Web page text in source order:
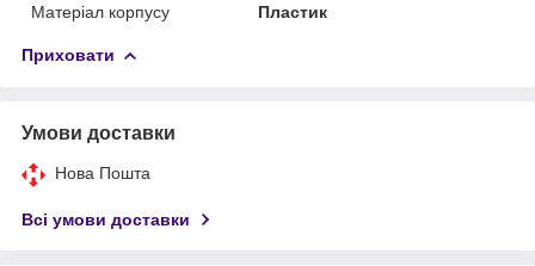
Матеріал корпусу
Пластик
Приховати
Умови доставки
Нова Пошта
Всі умови доставки